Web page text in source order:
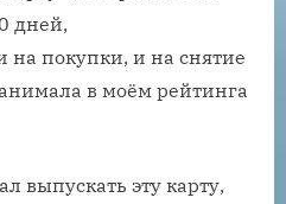
дней,
на покупки, и на снятие
в моём рейтинга
выпускать эту карту,